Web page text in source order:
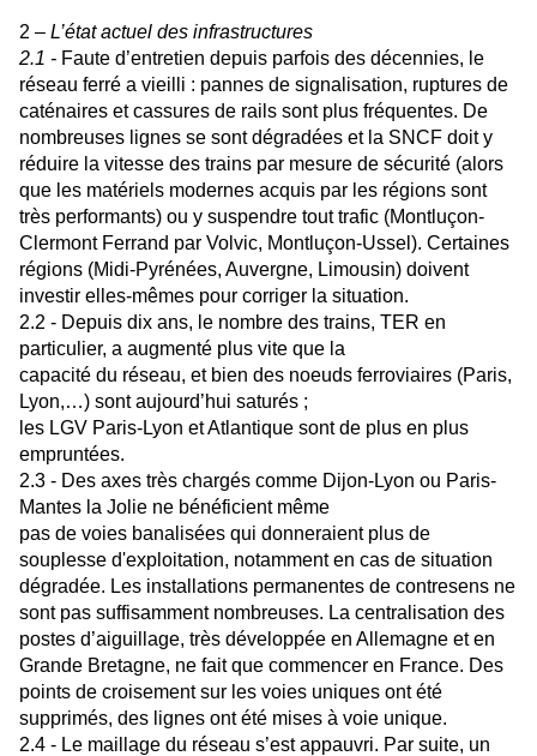
2 – L’état actuel des infrastructures
2.1 - Faute d’entretien depuis parfois des décennies, le
réseau ferré a vieilli : pannes de signalisation, ruptures de
caténaires et cassures de rails sont plus fréquentes. De
nombreuses lignes se sont dégradées et la SNCF doit y
réduire la vitesse des trains par mesure de sécurité (alors
que les matériels modernes acquis par les régions sont
très performants) ou y suspendre tout trafic (Montluçon-
Clermont Ferrand par Volvic, Montluçon-Ussel). Certaines
régions (Midi-Pyrénées, Auvergne, Limousin) doivent
investir elles-mêmes pour corriger la situation.
2.2 - Depuis dix ans, le nombre des trains, TER en
particulier, a augmenté plus vite que la
capacité du réseau, et bien des noeuds ferroviaires (Paris,
Lyon,…) sont aujourd’hui saturés ;
les LGV Paris-Lyon et Atlantique sont de plus en plus
empruntées.
2.3 - Des axes très chargés comme Dijon-Lyon ou Paris-
Mantes la Jolie ne bénéficient même
pas de voies banalisées qui donneraient plus de
souplesse d'exploitation, notamment en cas de situation
dégradée. Les installations permanentes de contresens ne
sont pas suffisamment nombreuses. La centralisation des
postes d’aiguillage, très développée en Allemagne et en
Grande Bretagne, ne fait que commencer en France. Des
points de croisement sur les voies uniques ont été
supprimés, des lignes ont été mises à voie unique.
2.4 - Le maillage du réseau s’est appauvri. Par suite, un